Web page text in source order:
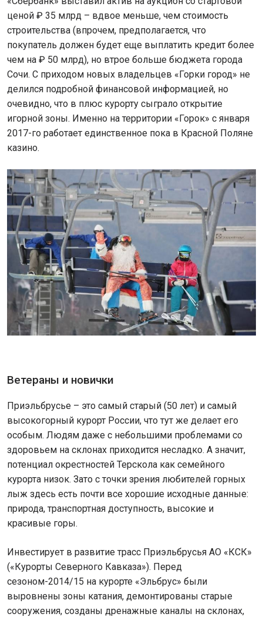
ценой ₽ 35 млрд – вдвое меньше, чем стоимость
строительства (впрочем, предполагается, что
покупатель должен будет еще выплатить кредит более
чем на ₽ 50 млрд), но втрое больше бюджета города
Сочи. С приходом новых владельцев «Горки город» не
делился подробной финансовой информацией, но
очевидно, что в плюс курорту сыграло открытие
игорной зоны. Именно на территории «Горок» с января
2017-го работает единственное пока в Красной Поляне
казино.
Ветераны и новички
Приэльбрусье – это самый старый (50 лет) и самый
высокогорный курорт России, что тут же делает его
особым. Людям даже с небольшими проблемами со
здоровьем на склонах приходится несладко. А значит,
потенциал окрестностей Терскола как семейного
курорта низок. Зато с точки зрения любителей горных
лыж здесь есть почти все хорошие исходные данные:
природа, транспортная доступность, высокие и
красивые горы.
Инвестирует в развитие трасс Приэльбрусья АО «КСК»
(«Курорты Северного Кавказа»). Перед
сезоном-2014/15 на курорте «Эльбрус» были
выровнены зоны катания, демонтированы старые
сооружения, созданы дренажные каналы на склонах,